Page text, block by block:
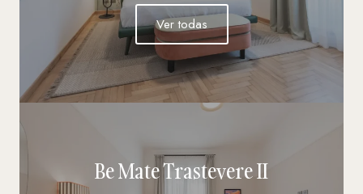
Ver todas
Be Mate Trastevere II